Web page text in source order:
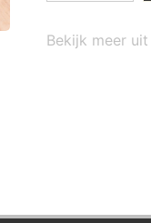
Bekijk meer